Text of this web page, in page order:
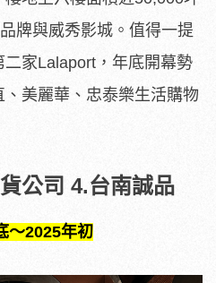
牌與威秀影城。值得一提
家Lalaport，年底開幕勢
美麗華、忠泰樂生活購物
公司 4.台南誠品
～2025年初